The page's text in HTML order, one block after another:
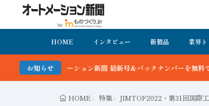
HOME インタビュー 新製品 業界
お知らせ
クナンバーを無料で公開中 詳細はこちら
HOME 特集 JIMTOF2022・第31回国際